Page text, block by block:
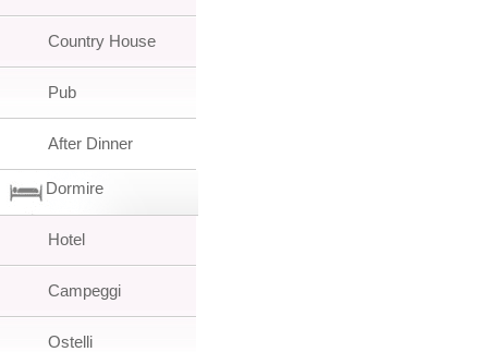
Country House
Pub
After Dinner
Dormire
Hotel
Campeggi
Ostelli